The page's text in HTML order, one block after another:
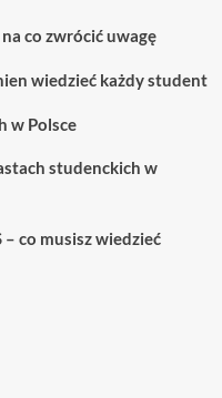
co zwrócić uwagę
wiedzieć każdy student
w Polsce
studenckich w
co musisz wiedzieć